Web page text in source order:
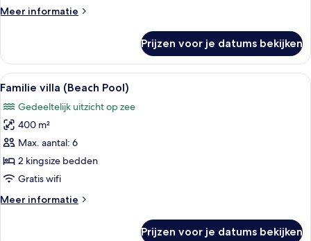
Meer informatie
Meer
Prijzen voor je datums bekijken
Alle
foto's
voor
Familie
villa
(Beach
Pool)
Familie villa (Beach Pool) |
9
Familie villa (Beach Pool)
Gedeeltelijk uitzicht op zee
400 m²
Max. aantal: 6
2 kingsize bedden
Gratis wifi
Meer informatie
Meer
Prijzen voor je datums bekijken